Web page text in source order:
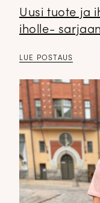
Uusi tuote ja
iholle- sarjaan
LUE POSTAUS